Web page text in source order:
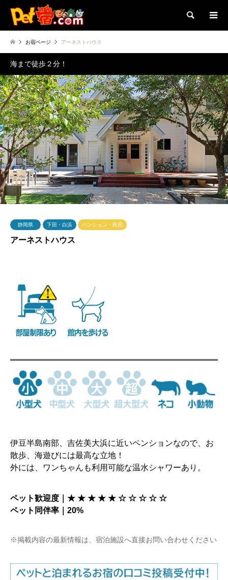
検索
お宿ページ アーネストハウス
海まで徒歩２分！
静岡県 下田・白浜 ペンション・民宿
アーネストハウス
伊豆半島南部、吉佐美大浜に近いペンションなので、お
散歩、海遊びには最高な立地！
外には、ワンちゃんも利用可能な温水シャワーあり。
ペット歓迎度｜★ ★ ★ ★ ★ ☆ ☆ ☆ ☆ ☆
ペット同伴率｜20%
※掲載内容の最新情報は、宿泊施設へ直接お問い合わせください